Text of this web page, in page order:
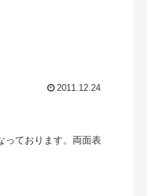
2011.12.24
っております。両面表